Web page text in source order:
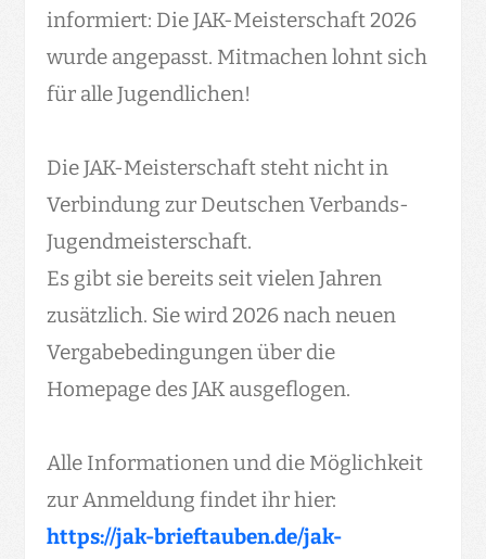
informiert: Die JAK-Meisterschaft 2026
wurde angepasst. Mitmachen lohnt sich
für alle Jugendlichen!
Die JAK-Meisterschaft steht nicht in
Verbindung zur Deutschen Verbands-
Jugendmeisterschaft.
Es gibt sie bereits seit vielen Jahren
zusätzlich. Sie wird 2026 nach neuen
Vergabebedingungen über die
Homepage des JAK ausgeflogen.
Alle Informationen und die Möglichkeit
zur Anmeldung findet ihr hier:
https://jak-brieftauben.de/jak-